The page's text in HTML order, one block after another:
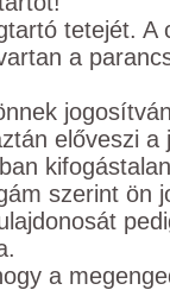
tetejét. A
a
előveszi a
szerint ön
a